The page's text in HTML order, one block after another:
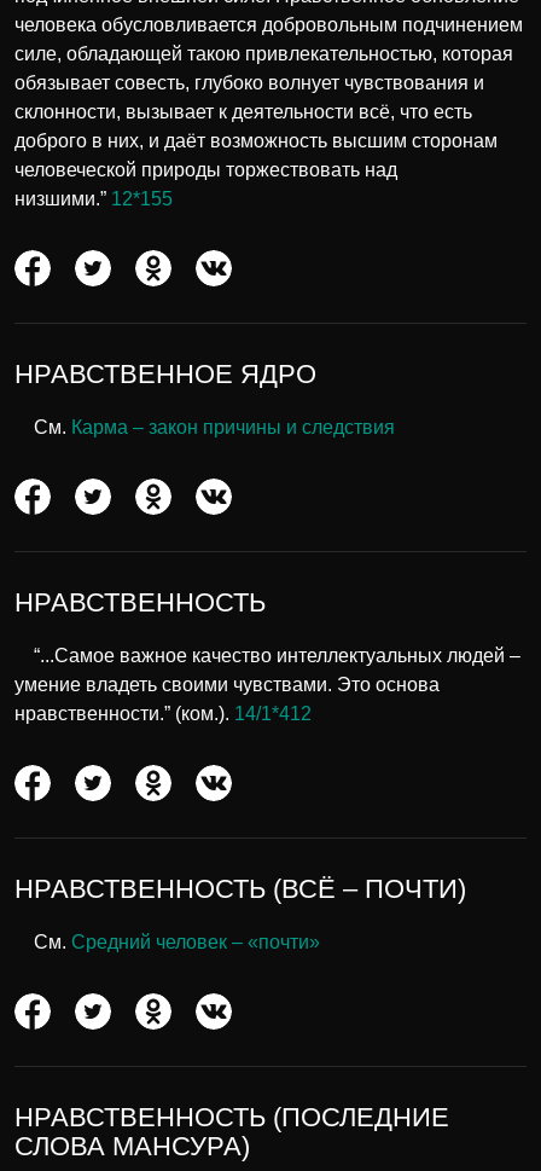
человека обусловливается добровольным подчинением
силе, обладающей такою привлекательностью, которая
обязывает совесть, глубоко волнует чувствования и
склонности, вызывает к деятельности всё, что есть
доброго в них, и даёт возможность высшим сторонам
человеческой природы торжествовать над
низшими.” 12*155
НРАВСТВЕННОЕ ЯДРО
См. Карма – закон причины и следствия
НРАВСТВЕННОСТЬ
“...Самое важное качество интеллектуальных людей –
умение владеть своими чувствами. Это основа
нравственности.” (ком.). 14/1*412
НРАВСТВЕННОСТЬ (ВСЁ – ПОЧТИ)
См. Средний человек – «почти»
НРАВСТВЕННОСТЬ (ПОСЛЕДНИЕ
СЛОВА МАНСУРА)